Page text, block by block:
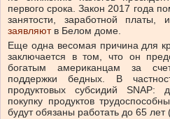
первого срока. Закон 2017 года
занятости, заработной платы,
заявляют в Белом доме.
Еще одна весомая причина для
заключается
в том, что он
богатым американцам за
поддержки бедных. В
продуктовых субсидий
SNAP:
покупку продуктов
будут обязаны работать до 65 лет